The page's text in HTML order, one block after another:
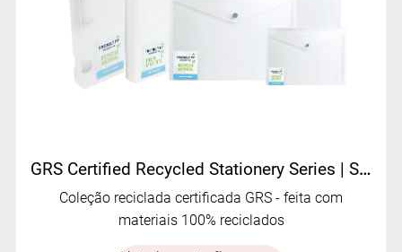
GRS Certified Recycled Stationery Series | Suprimentos de escritório sustentáveis ​​da Mifia
Coleção reciclada certificada GRS - feita com
materiais 100% reciclados